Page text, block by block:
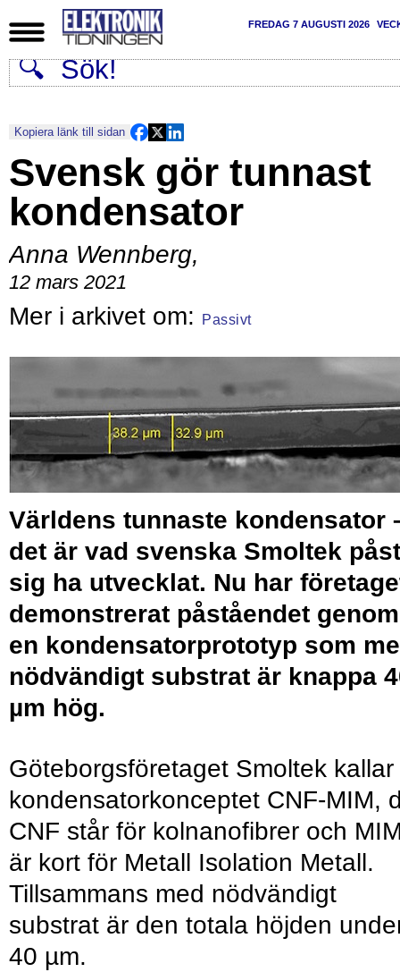
FREDAG 7 AUGUSTI 2026
Kopiera länk till sidan
Svensk gör tunnast
kondensator
Anna Wennberg,
12 mars 2021
Passivt
Världens tunnaste kondensator
det är vad svenska Smoltek
sig ha utvecklat. Nu har
demonstrerat påståendet genom
en kondensatorprototyp som
nödvändigt substrat är knappa
µm hög.
Göteborgsföretaget Smoltek kallar
kondensatorkonceptet CNF-MIM,
CNF står för kolnanofibrer och
är kort för Metall Isolation Metall.
Tillsammans med nödvändigt
substrat är den totala höjden
40 µm.